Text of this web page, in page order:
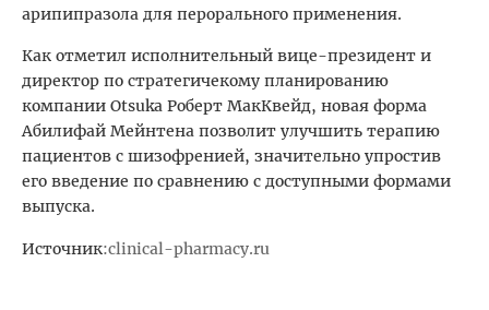
арипипразола для перорального применения.
Как отметил исполнительный вице-президент и
директор по стратегичекому планированию
компании Otsuka Роберт МакКвейд, новая форма
Абилифай Мейнтена позволит улучшить терапию
пациентов с шизофренией, значительно упростив
его введение по сравнению с доступными формами
выпуска.
Источник:clinical-pharmacy.ru